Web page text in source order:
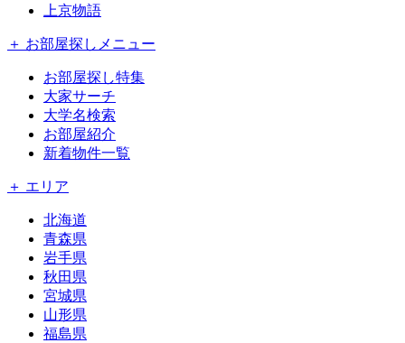
上京物語
＋ お部屋探しメニュー
お部屋探し特集
大家サーチ
大学名検索
お部屋紹介
新着物件一覧
＋ エリア
北海道
青森県
岩手県
秋田県
宮城県
山形県
福島県